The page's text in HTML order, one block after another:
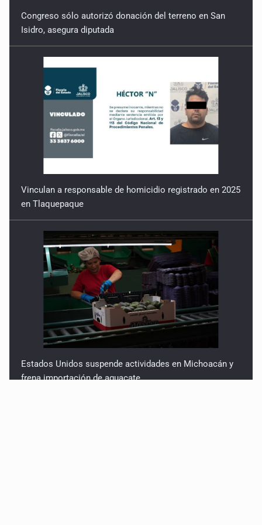
Isidro, asegura diputada
Vinculan a responsable de homicidio registrado en 2025
en Tlaquepaque
Estados Unidos suspende actividades en Michoacán y
frena importación de aguacate